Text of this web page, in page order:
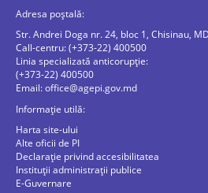
Adresa poștală:
Str. Andrei Doga nr. 24, bloc 1, Chisinau,
Call-centru: (+373-22) 400500
Linia specializată anticorupție:
(+373-22) 400500
Email:office@agepi.gov.md
Informație utilă:
Harta site-ului
Alte oficii de PI
Declarație privind accesibilitatea
Instituții administrații publice
E-Guvernare